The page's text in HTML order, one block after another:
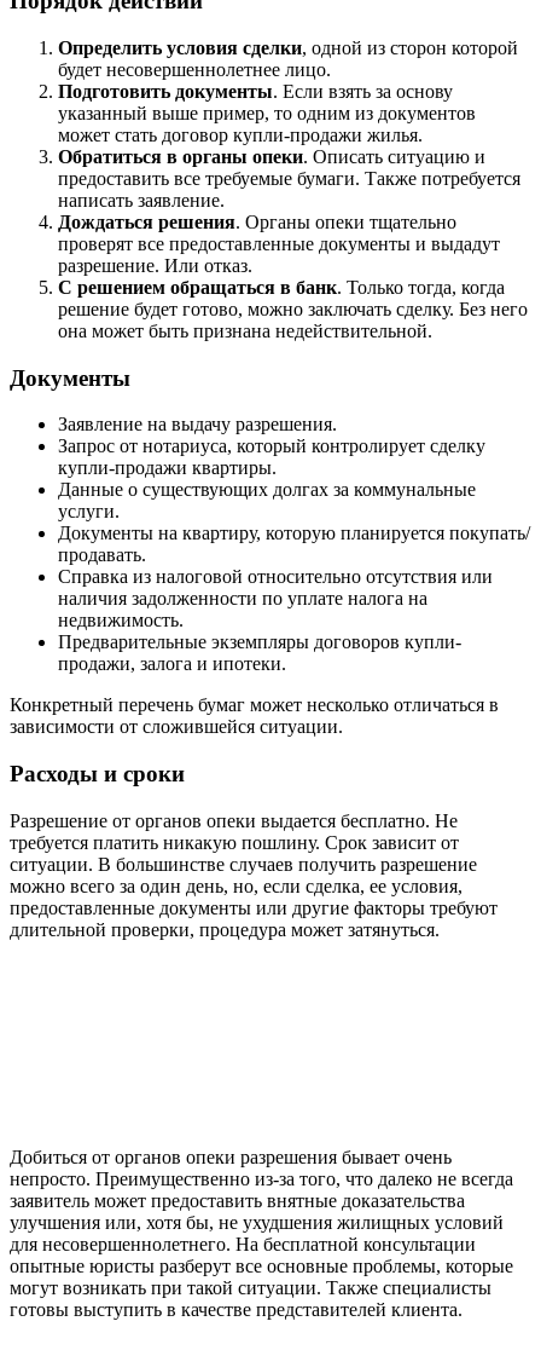
Определить условия сделки, одной из сторон которой
будет несовершеннолетнее лицо.
Подготовить документы. Если взять за основу
указанный выше пример, то одним из документов
может стать договор купли-продажи жилья.
Обратиться в органы опеки. Описать ситуацию и
предоставить все требуемые бумаги. Также потребуется
написать заявление.
Дождаться решения. Органы опеки тщательно
проверят все предоставленные документы и выдадут
разрешение. Или отказ.
С решением обращаться в банк. Только тогда, когда
решение будет готово, можно заключать сделку. Без него
она может быть признана недействительной.
Документы
Заявление на выдачу разрешения.
Запрос от нотариуса, который контролирует сделку
купли-продажи квартиры.
Данные о существующих долгах за коммунальные
услуги.
Документы на квартиру, которую планируется покупать/
продавать.
Справка из налоговой относительно отсутствия или
наличия задолженности по уплате налога на
недвижимость.
Предварительные экземпляры договоров купли-
продажи, залога и ипотеки.
Конкретный перечень бумаг может несколько отличаться в
зависимости от сложившейся ситуации.
Расходы и сроки
Разрешение от органов опеки выдается бесплатно. Не
требуется платить никакую пошлину. Срок зависит от
ситуации. В большинстве случаев получить разрешение
можно всего за один день, но, если сделка, ее условия,
предоставленные документы или другие факторы требуют
длительной проверки, процедура может затянуться.
Добиться от органов опеки разрешения бывает очень
непросто. Преимущественно из-за того, что далеко не всегда
заявитель может предоставить внятные доказательства
улучшения или, хотя бы, не ухудшения жилищных условий
для несовершеннолетнего. На бесплатной консультации
опытные юристы разберут все основные проблемы, которые
могут возникать при такой ситуации. Также специалисты
готовы выступить в качестве представителей клиента.